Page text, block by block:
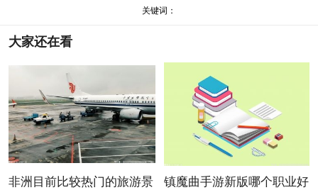
关键词：
大家还在看
非洲目前比较热门的旅游景
镇魔曲手游新版哪个职业好